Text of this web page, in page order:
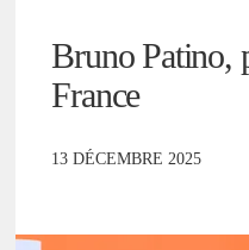
Bruno Patino,
France
13 DÉCEMBRE 2025